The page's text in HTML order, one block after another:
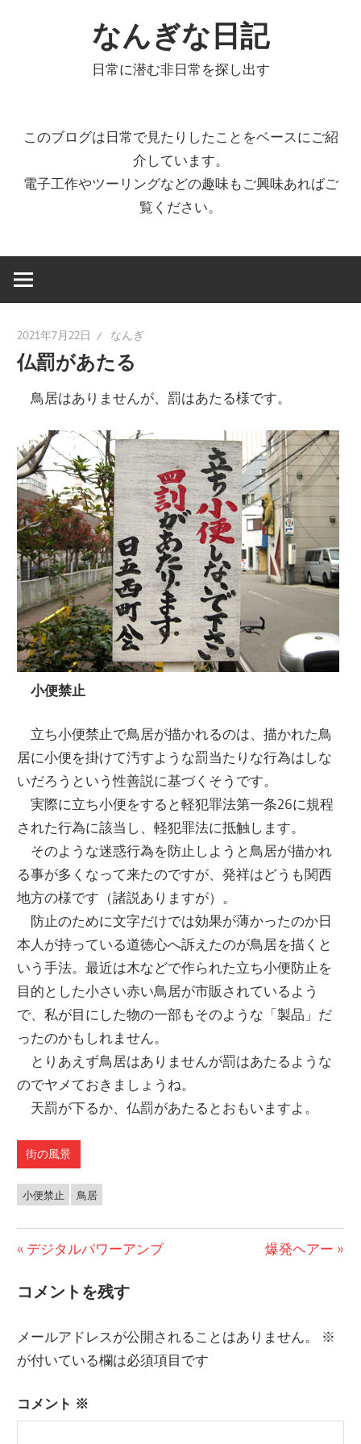
なんぎな日記
日常に潜む非日常を探し出す
このブログは日常で見たりしたことをベースにご紹
介しています。
電子工作やツーリングなどの趣味もご興味あればご
覧ください。
2021年7月22日 なんぎ
仏罰があたる
鳥居はありませんが、罰はあたる様です。
小便禁止
立ち小便禁止で鳥居が描かれるのは、描かれた鳥
居に小便を掛けて汚すような罰当たりな行為はしな
いだろうという性善説に基づくそうです。
実際に立ち小便をすると軽犯罪法第一条26に規程
された行為に該当し、軽犯罪法に抵触します。
そのような迷惑行為を防止しようと鳥居が描かれ
る事が多くなって来たのですが、発祥はどうも関西
地方の様です（諸説ありますが）。
防止のために文字だけでは効果が薄かったのか日
本人が持っている道徳心へ訴えたのが鳥居を描くと
いう手法。最近は木などで作られた立ち小便防止を
目的とした小さい赤い鳥居が市販されているよう
で、私が目にした物の一部もそのような「製品」だ
ったのかもしれません。
とりあえず鳥居はありませんが罰はあたるような
のでヤメておきましょうね。
天罰が下るか、仏罰があたるとおもいますよ。
街の風景
小便禁止 鳥居
稿
ナ
ビ
ゲ
ー
前
投
デジタルパワーアンプ
次
爆発ヘアー
コメントを残す
メールアドレスが公開されることはありません。
※
が付いている欄は必須項目です
コメント ※